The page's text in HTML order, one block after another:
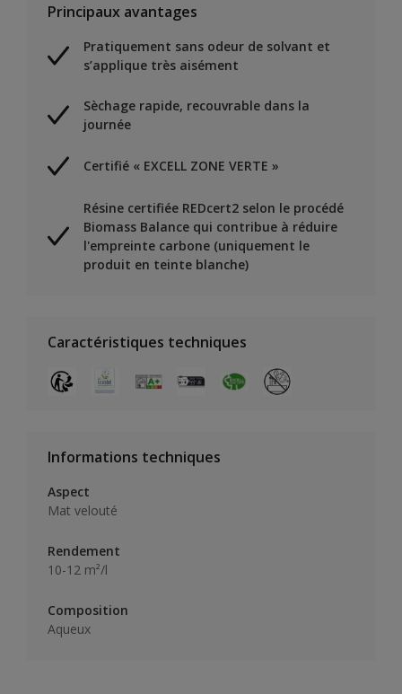
Principaux avantages
Pratiquement sans odeur de solvant et
s’applique très aisément
Sèchage rapide, recouvrable dans la
journée
Certifié « EXCELL ZONE VERTE »
Résine certifiée REDcert2 selon le procédé
Biomass Balance qui contribue à réduire
l'empreinte carbone (uniquement le
produit en teinte blanche)
Caractéristiques techniques
Informations techniques
Aspect
Mat velouté
Rendement
10-12 m²/l
Composition
Aqueux